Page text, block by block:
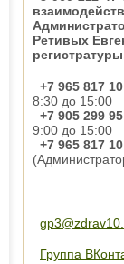
Ретивых
+7 965 817
8:30 до 15:00
+7 905 299
9:00 до 15:00
+7 965 817
Группа